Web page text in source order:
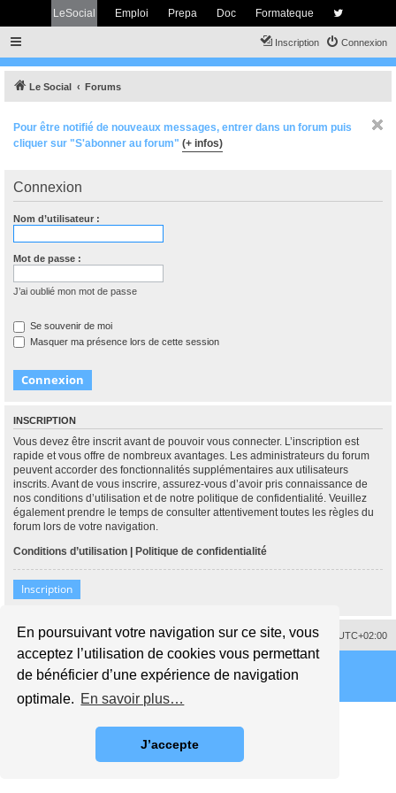
En poursuivant votre navigation sur ce site, vous
acceptez l’utilisation de cookies vous permettant
de bénéficier d’une expérience de navigation
optimale. En savoir plus…
J’accepte
LeSocial Emploi Prepa Doc Formateque
Connexion
Inscription
Le Social Forums
Pour être notifié de nouveaux messages, entrer dans un forum puis
cliquer sur "S'abonner au forum" (+ infos)
Connexion
Nom d’utilisateur :
Mot de passe :
J’ai oublié mon mot de passe
Se souvenir de moi
Masquer ma présence lors de cette session
INSCRIPTION
Vous devez être inscrit avant de pouvoir vous connecter. L’inscription est
rapide et vous offre de nombreux avantages. Les administrateurs du forum
peuvent accorder des fonctionnalités supplémentaires aux utilisateurs
inscrits. Avant de vous inscrire, assurez-vous d’avoir pris connaissance de
nos conditions d’utilisation et de notre politique de confidentialité. Veuillez
également prendre le temps de consulter attentivement toutes les règles du
forum lors de votre navigation.
Conditions d’utilisation | Politique de confidentialité
Inscription
Fuseau horaire sur UTC+02:00
Supprimer les cookies